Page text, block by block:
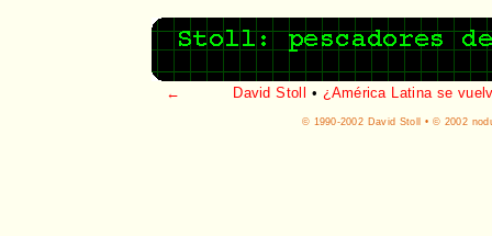
← David Stoll • ¿América Latina se
© 1990-2002 David Stoll • © 2002